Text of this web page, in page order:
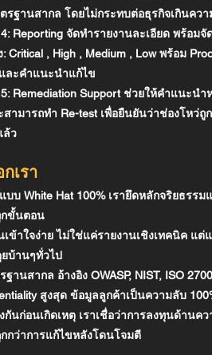
รฐานสากล โดยไม่กระทบต่อธุรกิจเกินควา
Reporting จัดทำรายงานละเอียด พร้อมจั
: Critical , High , Medium , Low พร้อม
ละคำแนะนำแก้ไข
5: Remediation Support ช่วยให้คำแนะนำ
สามารถทำ Re-test เพื่อยืนยันว่าช่องโหว่ถู
ล้ว
เรา
บ White Hat 100% เรายึดหลักจริยธรรม
ขั้นตอน
ข้าใจง่าย ไม่ใช่แค่รายงานเชิงเทคนิค แต่
บ้านๆทั่วไป
านสากล อ้างอิง OWASP, NIST, ISO
สูงสุด ข้อมูลลูกค้าเป็นความลับ
นก่อนเกิดเหตุ เราเชื่อว่าการลงทุนด้านคว
กว่าการแก้ไขหลังโดนโจมตี